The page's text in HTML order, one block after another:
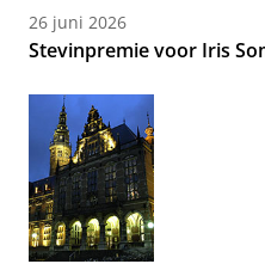
26 juni 2026
Stevinpremie voor Iris